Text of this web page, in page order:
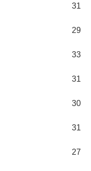
31
29
33
31
30
31
27